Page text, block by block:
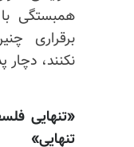
همبستگی با
برقراری
نکنند، دچار
«تنهایی
تنهایی»